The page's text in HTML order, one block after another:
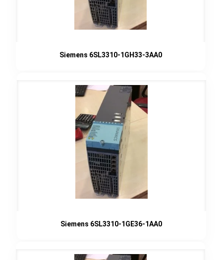
Siemens 6SL3310-1GH33-3AA0
Siemens 6SL3310-1GE36-1AA0